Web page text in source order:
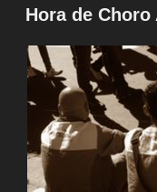
稿
日:
Hora de Choro